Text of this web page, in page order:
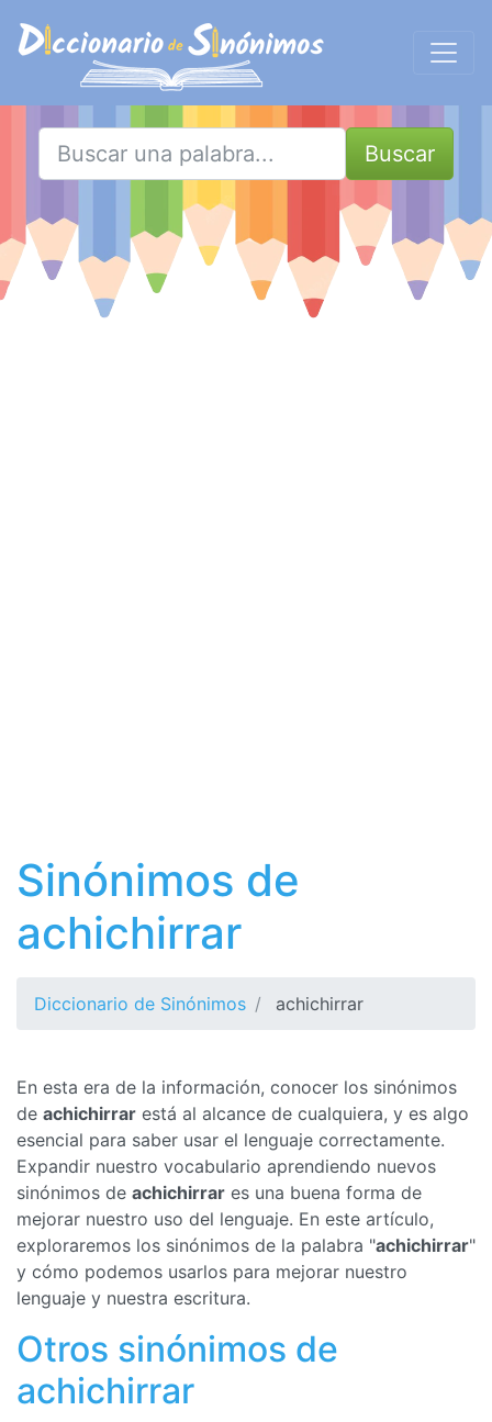
Buscar
Sinónimos de
achichirrar
Diccionario de Sinónimos achichirrar
En esta era de la información, conocer los sinónimos
de achichirrar está al alcance de cualquiera, y es algo
esencial para saber usar el lenguaje correctamente.
Expandir nuestro vocabulario aprendiendo nuevos
sinónimos de achichirrar es una buena forma de
mejorar nuestro uso del lenguaje. En este artículo,
exploraremos los sinónimos de la palabra "achichirrar"
y cómo podemos usarlos para mejorar nuestro
lenguaje y nuestra escritura.
Otros sinónimos de
achichirrar